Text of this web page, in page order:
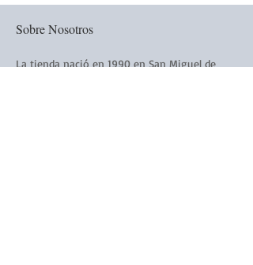
Sobre Nosotros
La tienda nació en 1990 en San Miguel de